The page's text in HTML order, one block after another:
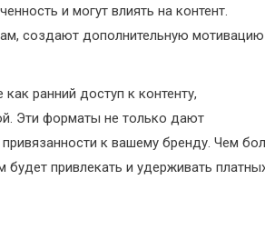
и могут влиять на контент.
создают дополнительную мотивацию
ранний доступ к контенту,
Эти форматы не только дают
к вашему бренду. Чем
привлекать и удерживать